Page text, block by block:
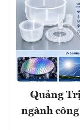
Quảng
ngành